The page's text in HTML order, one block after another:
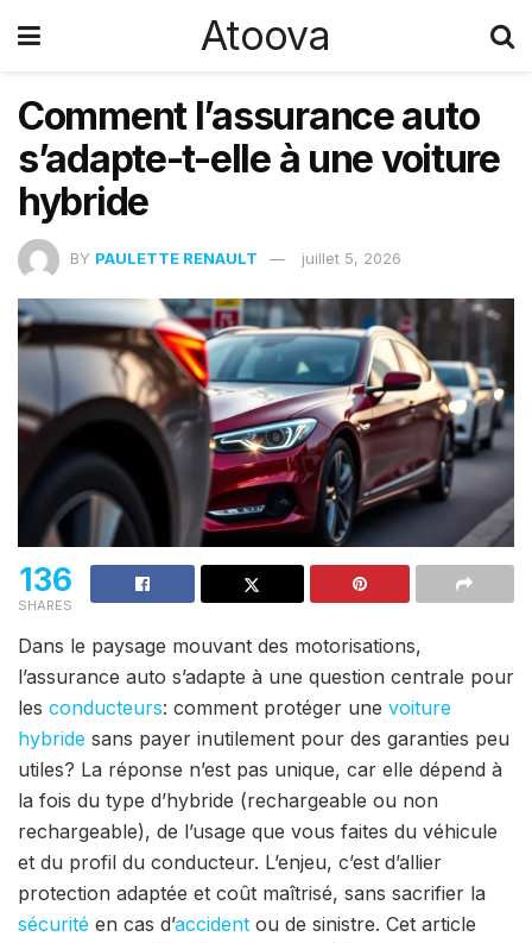
Atoova
Comment l’assurance auto
s’adapte-t-elle à une voiture
hybride
BY PAULETTE RENAULT juillet 5, 2026
136
SHARES
Dans le paysage mouvant des motorisations,
l’assurance auto s’adapte à une question centrale pour
les conducteurs: comment protéger une voiture
hybride sans payer inutilement pour des garanties peu
utiles? La réponse n’est pas unique, car elle dépend à
la fois du type d’hybride (rechargeable ou non
rechargeable), de l’usage que vous faites du véhicule
et du profil du conducteur. L’enjeu, c’est d’allier
protection adaptée et coût maîtrisé, sans sacrifier la
sécurité en cas d’accident ou de sinistre. Cet article